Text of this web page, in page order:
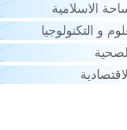
الاسلامية
و التكنولوجيا